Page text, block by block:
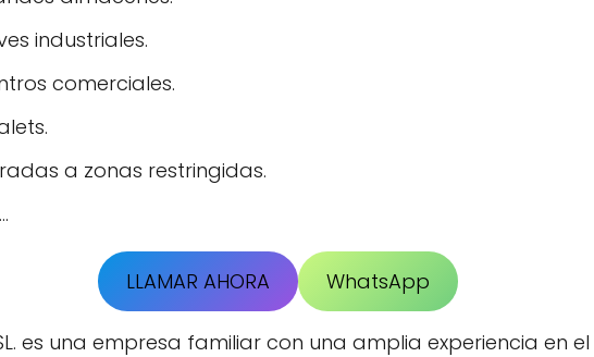
industriales.
comerciales.
a zonas restringidas.
LLAMAR AHORA WhatsApp
SL. es una empresa familiar con una amplia experiencia en el